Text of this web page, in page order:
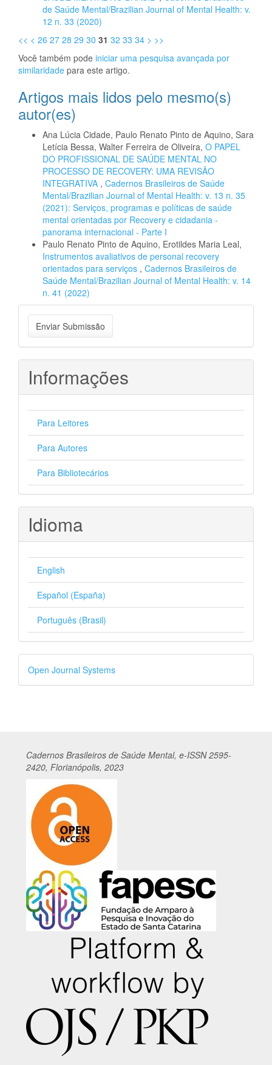
de Saúde Mental/Brazilian Journal of Mental Health: v.
12 n. 33 (2020)
<< < 26 27 28 29 30 31 32 33 34 > >>
Você também pode iniciar uma pesquisa avançada por
similaridade para este artigo.
Artigos mais lidos pelo mesmo(s)
autor(es)
Ana Lúcia Cidade, Paulo Renato Pinto de Aquino, Sara
Letícia Bessa, Walter Ferreira de Oliveira, O PAPEL
DO PROFISSIONAL DE SAÚDE MENTAL NO
PROCESSO DE RECOVERY: UMA REVISÃO
INTEGRATIVA , Cadernos Brasileiros de Saúde
Mental/Brazilian Journal of Mental Health: v. 13 n. 35
(2021): Serviços, programas e políticas de saúde
mental orientadas por Recovery e cidadania -
panorama internacional - Parte I
Paulo Renato Pinto de Aquino, Erotildes Maria Leal,
Instrumentos avaliativos de personal recovery
orientados para serviços , Cadernos Brasileiros de
Saúde Mental/Brazilian Journal of Mental Health: v. 14
n. 41 (2022)
Enviar
Submissão
Enviar Submissão
Informações
Para Leitores
Para Autores
Para Bibliotecários
Idioma
English
Español (España)
Português (Brasil)
Desenvolvido
por
Open Journal Systems
Cadernos Brasileiros de Saúde Mental, e-ISSN 2595-
2420, Florianópolis, 2023